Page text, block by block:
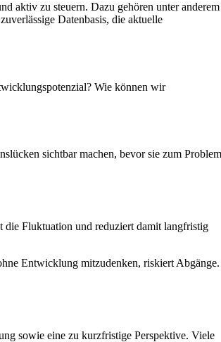
aktiv zu steuern. Dazu gehören unter anderem
Datenbasis, die aktuelle
Wie können wir
sichtbar machen, bevor sie zum
die Fluktuation und reduziert damit langfristig
Entwicklung mitzudenken, riskiert Abgänge.
sowie eine zu kurzfristige Perspektive. Viele